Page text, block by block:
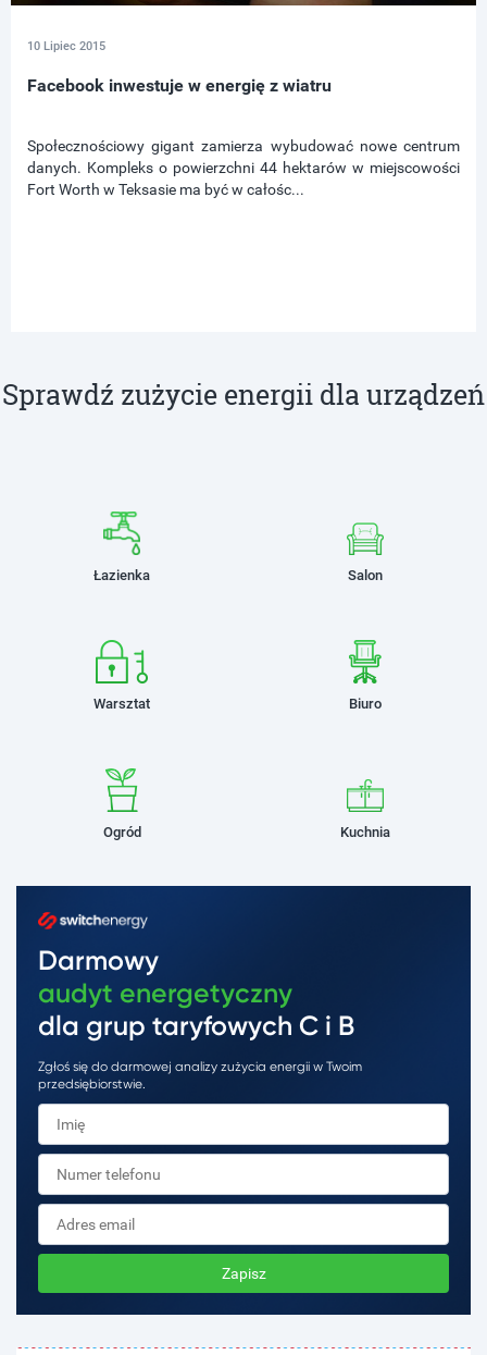
10 Lipiec 2015
Facebook inwestuje w energię z wiatru
Społecznościowy gigant zamierza wybudować nowe centrum
danych. Kompleks o powierzchni 44 hektarów w miejscowości
Fort Worth w Teksasie ma być w całośc...
Sprawdź zużycie energii dla urządzeń
Łazienka Salon
Warsztat Biuro
Ogród Kuchnia
Darmowy
audyt energetyczny
dla grup taryfowych C i B
Zgłoś się do darmowej analizy zużycia energii w Twoim
przedsiębiorstwie.
Zapisz